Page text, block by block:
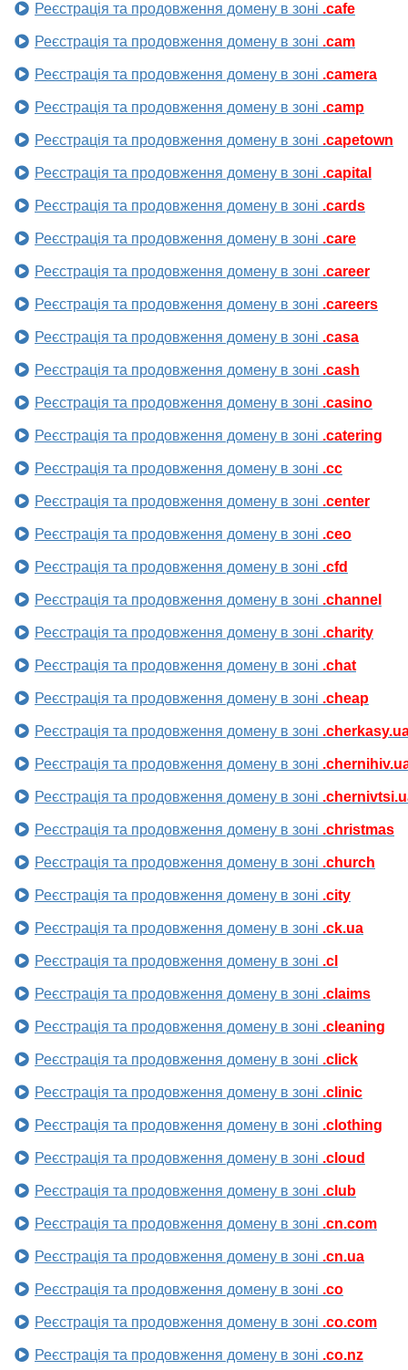
Реєстрація та продовження домену в зоні .cafe
Реєстрація та продовження домену в зоні .cam
Реєстрація та продовження домену в зоні .camera
Реєстрація та продовження домену в зоні .camp
Реєстрація та продовження домену в зоні .capetown
Реєстрація та продовження домену в зоні .capital
Реєстрація та продовження домену в зоні .cards
Реєстрація та продовження домену в зоні .care
Реєстрація та продовження домену в зоні .career
Реєстрація та продовження домену в зоні .careers
Реєстрація та продовження домену в зоні .casa
Реєстрація та продовження домену в зоні .cash
Реєстрація та продовження домену в зоні .casino
Реєстрація та продовження домену в зоні .catering
Реєстрація та продовження домену в зоні .cc
Реєстрація та продовження домену в зоні .center
Реєстрація та продовження домену в зоні .ceo
Реєстрація та продовження домену в зоні .cfd
Реєстрація та продовження домену в зоні .channel
Реєстрація та продовження домену в зоні .charity
Реєстрація та продовження домену в зоні .chat
Реєстрація та продовження домену в зоні .cheap
Реєстрація та продовження домену в зоні
Реєстрація та продовження домену в зоні
Реєстрація та продовження домену в зоні
Реєстрація та продовження домену в зоні .christmas
Реєстрація та продовження домену в зоні .church
Реєстрація та продовження домену в зоні .city
Реєстрація та продовження домену в зоні .ck.ua
Реєстрація та продовження домену в зоні .cl
Реєстрація та продовження домену в зоні .claims
Реєстрація та продовження домену в зоні .cleaning
Реєстрація та продовження домену в зоні .click
Реєстрація та продовження домену в зоні .clinic
Реєстрація та продовження домену в зоні .clothing
Реєстрація та продовження домену в зоні .cloud
Реєстрація та продовження домену в зоні .club
Реєстрація та продовження домену в зоні .cn.com
Реєстрація та продовження домену в зоні .cn.ua
Реєстрація та продовження домену в зоні .co
Реєстрація та продовження домену в зоні .co.com
Реєстрація та продовження домену в зоні .co.nz